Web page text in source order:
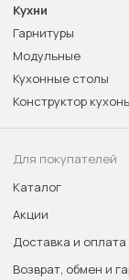
Кухни
Гарнитуры
Модульные
Кухонные столы
Конструктор кухонь
Для покупателей
Каталог
Акции
Доставка и оплата
Возврат, обмен и